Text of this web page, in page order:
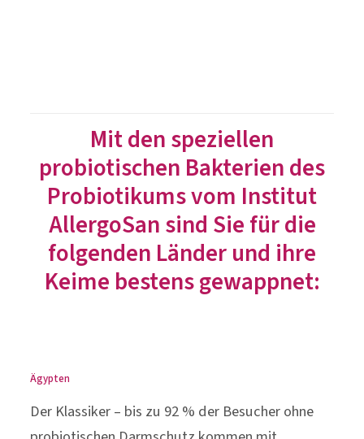
Mit den speziellen
probiotischen Bakterien des
Probiotikums vom Institut
AllergoSan sind Sie für die
folgenden Länder und ihre
Keime bestens gewappnet:
Ägypten
Der Klassiker – bis zu 92 % der Besucher ohne